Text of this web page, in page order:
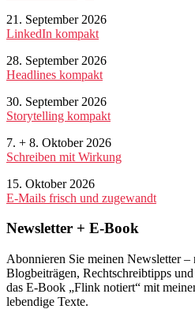
21. September 2026
LinkedIn kompakt
28. September 2026
Headlines kompakt
30. September 2026
Storytelling kompakt
7. + 8. Oktober 2026
Schreiben mit Wirkung
15. Oktober 2026
E-Mails frisch und zugewandt
Newsletter + E-Book
Abonnieren Sie meinen Newsletter –
Blogbeiträgen, Rechtschreibtipps
das E-Book „Flink notiert“ mit
lebendige Texte.